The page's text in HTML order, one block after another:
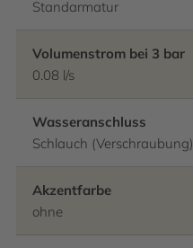
Standarmatur
Volumenstrom bei 3 bar
0.08 l/s
Wasseranschluss
Schlauch (Verschraubung)
Akzentfarbe
ohne